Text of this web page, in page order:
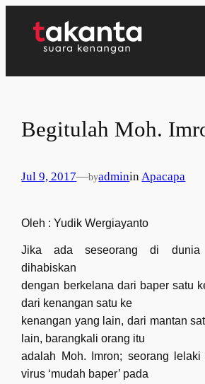
Begitulah Moh.
Jul 9, 2017—byadmininApacapa
Oleh : Yudik Wergiayanto
Jika ada seseorang di dunia
dihabiskan
dengan berkelana dari baper satu
dari kenangan satu ke
kenangan yang lain, dari mantan
lain, barangkali orang itu
adalah Moh. Imron; seorang lelaki
virus ‘mudah baper’ pada